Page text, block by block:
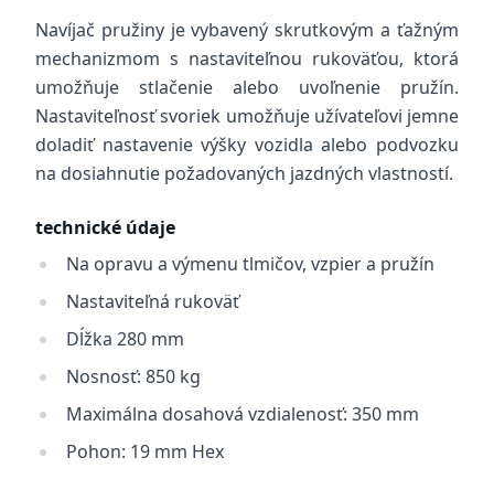
Navíjač pružiny je vybavený skrutkovým a ťažným
mechanizmom s nastaviteľnou rukoväťou, ktorá
umožňuje stlačenie alebo uvoľnenie pružín.
Nastaviteľnosť svoriek umožňuje užívateľovi jemne
doladiť nastavenie výšky vozidla alebo podvozku
na dosiahnutie požadovaných jazdných vlastností.
technické údaje
Na opravu a výmenu tlmičov, vzpier a pružín
Nastaviteľná rukoväť
Dĺžka 280 mm
Nosnosť: 850 kg
Maximálna dosahová vzdialenosť: 350 mm
Pohon: 19 mm Hex